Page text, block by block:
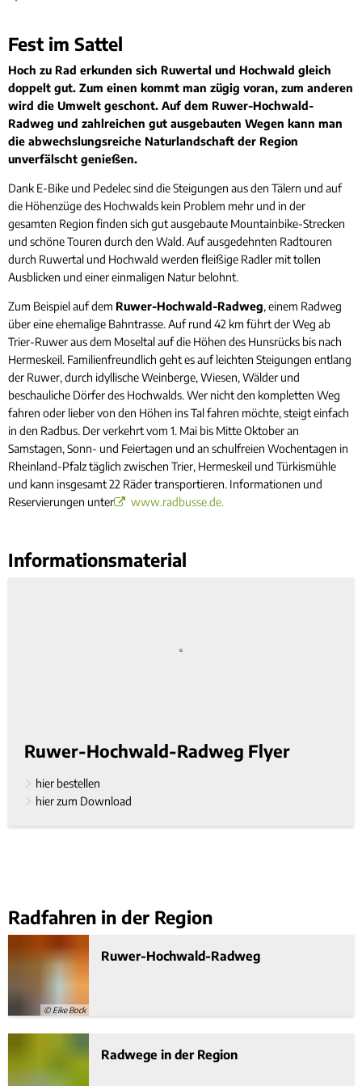
Radfahren
Fest im Sattel
Hoch zu Rad erkunden sich Ruwertal und Hochwald gleich
doppelt gut. Zum einen kommt man zügig voran, zum anderen
wird die Umwelt geschont. Auf dem Ruwer-Hochwald-
Radweg und zahlreichen gut ausgebauten Wegen kann man
die abwechslungsreiche Naturlandschaft der Region
unverfälscht genießen.
Dank E-Bike und Pedelec sind die Steigungen aus den Tälern und auf
die Höhenzüge des Hochwalds kein Problem mehr und in der
gesamten Region finden sich gut ausgebaute Mountainbike-Strecken
und schöne Touren durch den Wald. Auf ausgedehnten Radtouren
durch Ruwertal und Hochwald werden fleißige Radler mit tollen
Ausblicken und einer einmaligen Natur belohnt.
Zum Beispiel auf dem Ruwer-Hochwald-Radweg, einem Radweg
über eine ehemalige Bahntrasse. Auf rund 42 km führt der Weg ab
Trier-Ruwer aus dem Moseltal auf die Höhen des Hunsrücks bis nach
Hermeskeil. Familienfreundlich geht es auf leichten Steigungen entlang
der Ruwer, durch idyllische Weinberge, Wiesen, Wälder und
beschauliche Dörfer des Hochwalds. Wer nicht den kompletten Weg
fahren oder lieber von den Höhen ins Tal fahren möchte, steigt einfach
in den Radbus. Der verkehrt vom 1. Mai bis Mitte Oktober an
Samstagen, Sonn- und Feiertagen und an schulfreien Wochentagen in
Rheinland-Pfalz täglich zwischen Trier, Hermeskeil und Türkismühle
und kann insgesamt 22 Räder transportieren. Informationen und
Reservierungen unter
www.radbusse.de.
Informationsmaterial
Ruwer-Hochwald-Radweg Flyer
hier bestellen
hier zum Download
Radfahren in der Region
© Eike Bock
Ruwer-Hochwald-Radweg
Radwege in der Region